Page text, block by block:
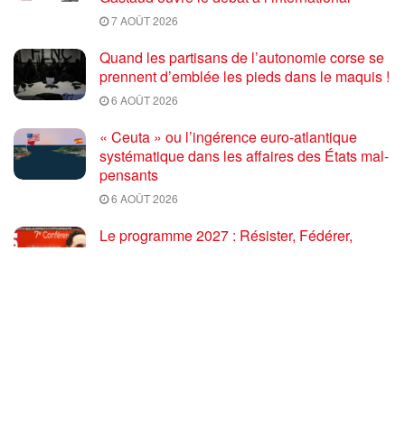
7 AOÛT 2026
Quand les partisans de l’autonomie corse se
prennent d’emblée les pieds dans le maquis !
6 AOÛT 2026
« Ceuta » ou l’ingérence euro-atlantique
systématique dans les affaires des États mal-
pensants
6 AOÛT 2026
Le programme 2027 : Résister, Fédérer,